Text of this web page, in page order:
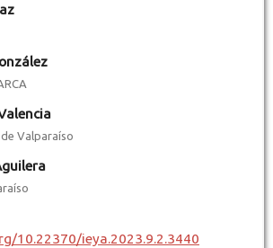
Valparaíso
10.22370/ieya.2023.9.2.3440